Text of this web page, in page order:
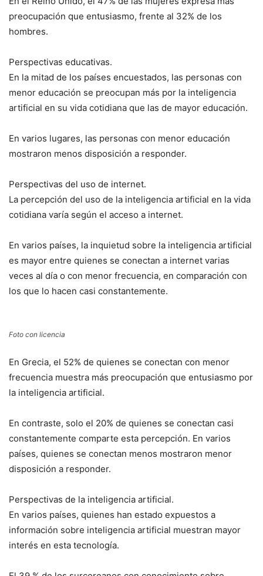
preocupación que entusiasmo, frente al 32% de los
hombres.
Perspectivas educativas.
En la mitad de los países encuestados, las personas con
menor educación se preocupan más por la inteligencia
artificial en su vida cotidiana que las de mayor educación.
En varios lugares, las personas con menor educación
mostraron menos disposición a responder.
Perspectivas del uso de internet.
La percepción del uso de la inteligencia artificial en la vida
cotidiana varía según el acceso a internet.
En varios países, la inquietud sobre la inteligencia artificial
es mayor entre quienes se conectan a internet varias
veces al día o con menor frecuencia, en comparación con
los que lo hacen casi constantemente.
Foto con licencia
En Grecia, el 52% de quienes se conectan con menor
frecuencia muestra más preocupación que entusiasmo por
la inteligencia artificial.
En contraste, solo el 20% de quienes se conectan casi
constantemente comparte esta percepción. En varios
países, quienes se conectan menos mostraron menor
disposición a responder.
Perspectivas de la inteligencia artificial.
En varios países, quienes han estado expuestos a
información sobre inteligencia artificial muestran mayor
interés en esta tecnología.